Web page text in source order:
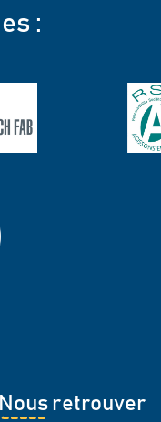
:
Nous retrouver